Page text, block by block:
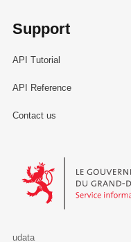
Support
API Tutorial
API Reference
Contact us
Le Gouvernement du
udata